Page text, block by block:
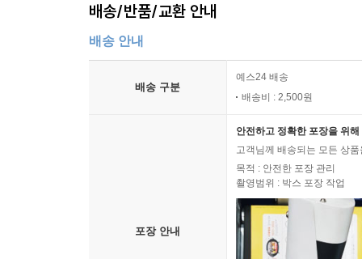
배송/반품/교환 안내
배송 안내
배송 구분
예스24 배송
배송비 : 2,500원
포장 안내
안전하고 정확한 포장을 위
고객님께 배송되는 모든 상
목적 : 안전한 포장 관리
촬영범위 : 박스 포장 작업